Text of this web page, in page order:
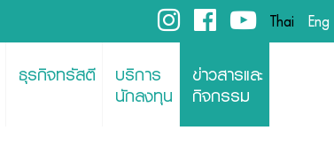
Thai Eng
ธุรกิจทรัสตี บริการ
นักลงทุน
ข่าวสารและ
กิจกรรม